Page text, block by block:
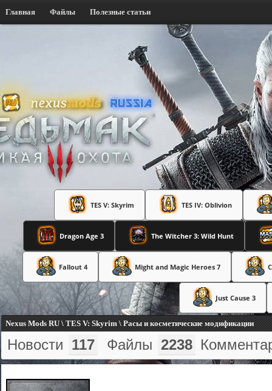
Главная Файлы Полезные статьи
TES V: Skyrim TES IV: Oblivion
Dragon Age 3 The Witcher 3: Wild Hunt
Fallout 4 Might and Magic Heroes 7
Just Cause 3
Nexus Mods RU \ TES V: Skyrim \ Расы и косметические модификации
Новости 117 Файлы 2238